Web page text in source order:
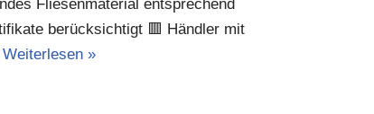
Fliesenmaterial entsprechend
berücksichtigt 🟥 Händler mit
Weiterlesen »